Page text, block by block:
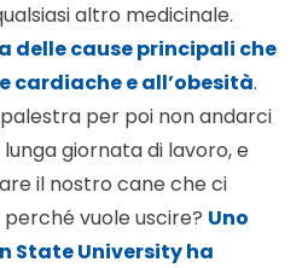
altro medicinale.
delle cause principali che
e all’obesità.
per poi non andarci
giornata di lavoro, e
il nostro cane che ci
vuole uscire? Uno
State University ha